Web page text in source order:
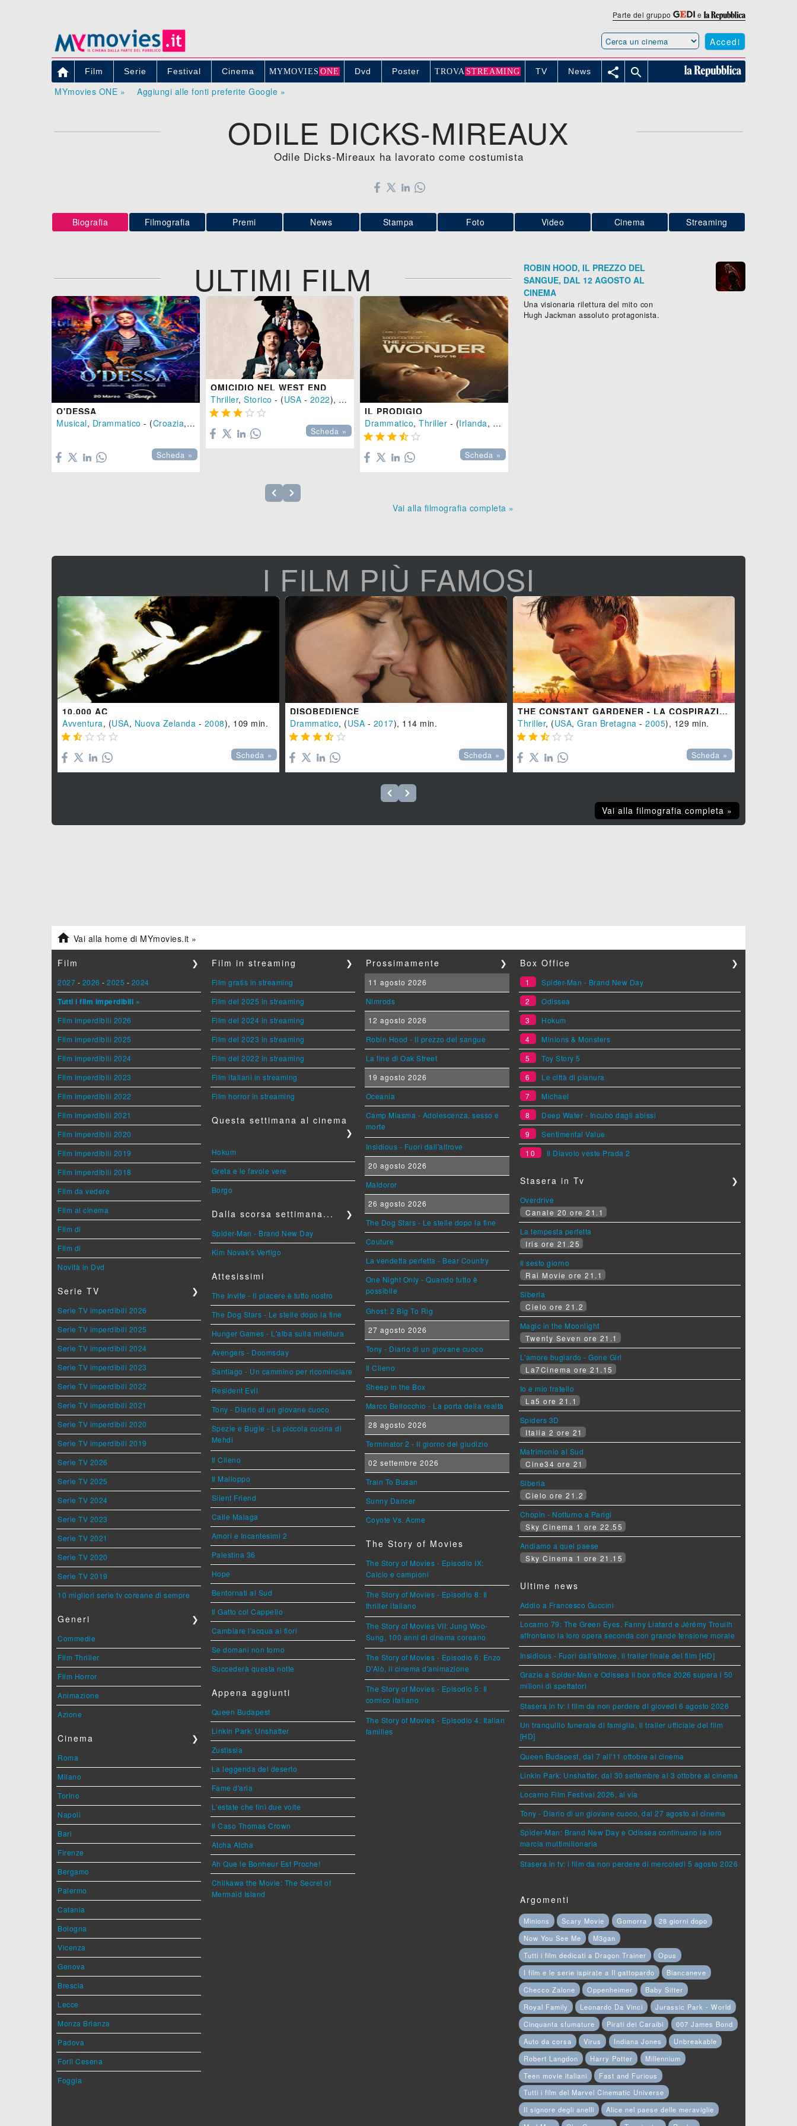
Parte del gruppo e
Accedi
 Film Serie Festival Cinema MYMOVIE S ONE Dvd Poster TROVA STREAMING TV News  
MYmovies ONE » Aggiungi alle fonti preferite Google »
ODILE DICKS-MIREAUX
Odile Dicks-Mireaux ha lavorato come costumista
Biografia Filmografia Premi News Stampa Foto Video Cinema Streaming
ULTIMI FILM
O'DESSA
Musical, Drammatico - (Croazia, Brasile
), 106 min.
Scheda »
OMICIDIO NEL WEST END
Thriller, Storico - (USA - 2022), 98 min.
    
Scheda »
IL PRODIGIO
Drammatico, Thriller - (Irlanda, Gran Bretagna
    
Scheda »
Vai alla filmografia completa »
ROBIN HOOD, IL PREZZO DEL
SANGUE, DAL 12 AGOSTO AL
CINEMA
Una visionaria rilettura del mito con
Hugh Jackman assoluto protagonista.
I FILM PIÙ FAMOSI
10.000 AC
Avventura, (USA, Nuova Zelanda - 2008), 109 min.
    
Scheda »
DISOBEDIENCE
Drammatico, (USA - 2017), 114 min.
    
Scheda »
THE CONSTANT GARDENER - LA COSPIRAZIONE
Thriller, (USA, Gran Bretagna - 2005), 129 min.
    
Scheda »
Vai alla filmografia completa »
 Vai alla home di MYmovies.it »
Film ❯
2027 - 2026 - 2025 - 2024
Tutti i film imperdibili »
Film imperdibili 2026
Film imperdibili 2025
Film imperdibili 2024
Film imperdibili 2023
Film imperdibili 2022
Film imperdibili 2021
Film imperdibili 2020
Film imperdibili 2019
Film imperdibili 2018
Film da vedere
Film al cinema
Film di
Film di
Novità in Dvd
Serie TV ❯
Serie TV imperdibili 2026
Serie TV imperdibili 2025
Serie TV imperdibili 2024
Serie TV imperdibili 2023
Serie TV imperdibili 2022
Serie TV imperdibili 2021
Serie TV imperdibili 2020
Serie TV imperdibili 2019
Serie TV 2026
Serie TV 2025
Serie TV 2024
Serie TV 2023
Serie TV 2021
Serie TV 2020
Serie TV 2019
10 migliori serie tv coreane di sempre
Generi ❯
Commedie
Film Thriller
Film Horror
Animazione
Azione
Cinema ❯
Roma
Milano
Torino
Napoli
Bari
Firenze
Bergamo
Palermo
Catania
Bologna
Vicenza
Genova
Brescia
Lecce
Monza Brianza
Padova
Forlì Cesena
Foggia
Film in streaming ❯
Film gratis in streaming
Film del 2025 in streaming
Film del 2024 in streaming
Film del 2023 in streaming
Film del 2022 in streaming
Film italiani in streaming
Film horror in streaming
Questa settimana al cinema
❯
Hokum
Greta e le favole vere
Borgo
Dalla scorsa settimana... ❯
Spider-Man - Brand New Day
Kim Novak's Vertigo
Attesissimi
The Invite - Il piacere è tutto nostro
The Dog Stars - Le stelle dopo la fine
Hunger Games - L'alba sulla mietitura
Avengers - Doomsday
Santiago - Un cammino per ricominciare
Resident Evil
Tony - Diario di un giovane cuoco
Spezie e Bugie - La piccola cucina di
Mehdi
Il Cileno
Il Malloppo
Silent Friend
Calle Malaga
Amori e Incantesimi 2
Palestina 36
Hope
Bentornati al Sud
Il Gatto col Cappello
Cambiare l'acqua ai fiori
Se domani non torno
Succederà questa notte
Appena aggiunti
Queen Budapest
Linkin Park: Unshatter
Zustissia
La leggenda del deserto
Fame d'aria
L'estate che finì due volte
Il Caso Thomas Crown
Atcha Atcha
Ah Que le Bonheur Est Proche!
Chiikawa the Movie: The Secret of
Mermaid Island
Prossimamente ❯
11 agosto 2026
Nimrods
12 agosto 2026
Robin Hood - Il prezzo del sangue
La fine di Oak Street
19 agosto 2026
Oceania
Camp Miasma - Adolescenza, sesso e
morte
Insidious - Fuori dall'altrove
20 agosto 2026
Maldoror
26 agosto 2026
The Dog Stars - Le stelle dopo la fine
Couture
La vendetta perfetta - Bear Country
One Night Only - Quando tutto è
possibile
Ghost: 2 Big To Rig
27 agosto 2026
Tony - Diario di un giovane cuoco
Il Cileno
Sheep in the Box
Marco Bellocchio - La porta della realtà
28 agosto 2026
Terminator 2 - Il giorno del giudizio
02 settembre 2026
Train To Busan
Sunny Dancer
Coyote Vs. Acme
The Story of Movies
The Story of Movies - Episodio IX:
Calcio e campioni
The Story of Movies - Episodio 8: Il
thriller italiano
The Story of Movies VII: Jung Woo-
Sung, 100 anni di cinema coreano
The Story of Movies - Episodio 6: Enzo
D'Alò, il cinema d'animazione
The Story of Movies - Episodio 5: Il
comico italiano
The Story of Movies - Episodio 4: Italian
families
Box Office ❯
1
Spider-Man - Brand New Day
2
Odissea
3
Hokum
4
Minions & Monsters
5
Toy Story 5
6
Le città di pianura
7
Michael
8
Deep Water - Incubo dagli abissi
9
Sentimental Value
10
Il Diavolo veste Prada 2
Stasera in Tv ❯
Overdrive
Canale 20 ore 21.1
La tempesta perfetta
Iris ore 21.25
Il sesto giorno
Rai Movie ore 21.1
Siberia
Cielo ore 21.2
Magic in the Moonlight
Twenty Seven ore 21.1
L'amore bugiardo - Gone Girl
La7Cinema ore 21.15
Io e mio fratello
La5 ore 21.1
Spiders 3D
Italia 2 ore 21
Matrimonio al Sud
Cine34 ore 21
Siberia
Cielo ore 21.2
Chopin - Notturno a Parigi
Sky Cinema 1 ore 22.55
Andiamo a quel paese
Sky Cinema 1 ore 21.15
Ultime news
Addio a Francesco Guccini
Locarno 79: The Green Eyes, Fanny Liatard e Jérémy Trouilh
affrontano la loro opera seconda con grande tensione morale
Insidious - Fuori dall'altrove, il trailer finale del film [HD]
Grazie a Spider-Man e Odissea il box office 2026 supera i 50
milioni di spettatori
Stasera in tv: i film da non perdere di giovedì 6 agosto 2026
Un tranquillo funerale di famiglia, il trailer ufficiale del film
[HD]
Queen Budapest, dal 7 all'11 ottobre al cinema
Linkin Park: Unshatter, dal 30 settembre al 3 ottobre al cinema
Locarno Film Festival 2026, al via
Tony - Diario di un giovane cuoco, dal 27 agosto al cinema
Spider-Man: Brand New Day e Odissea continuano la loro
marcia multimilionaria
Stasera in tv: i film da non perdere di mercoledì 5 agosto 2026
Argomenti
Minions Scary Movie Gomorra
28 giorni dopo
Now You See Me
M3gan
Tutti i film dedicati a Dragon Trainer
Opus
I film e le serie ispirate a Il gattopardo
Biancaneve
Checco Zalone
Oppenheimer
Baby Sitter
Royal Family
Leonardo Da Vinci
Jurassic Park - World
Cinquanta sfumature
Pirati dei Caraibi
007 James Bond
Auto da corsa
Virus Indiana Jones
Unbreakable
Robert Langdon
Harry Potter
Millennium
Teen movie italiani
Fast and Furious
Tutti i film del Marvel Cinematic Universe
Il signore degli anelli
Alice nel paese delle meraviglie